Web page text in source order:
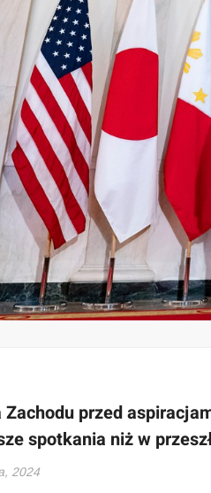
Zachodu przed
spotkania niż w
2024